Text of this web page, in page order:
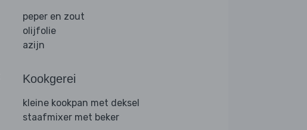
peper en zout
olijfolie
azijn
Kookgerei
kleine kookpan met deksel
staafmixer met beker